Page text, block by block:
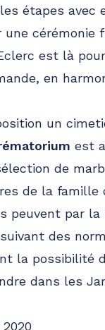
étapes avec
une
est là
en
un
est
de
de la
peuvent par
des
la possibilité
dans les